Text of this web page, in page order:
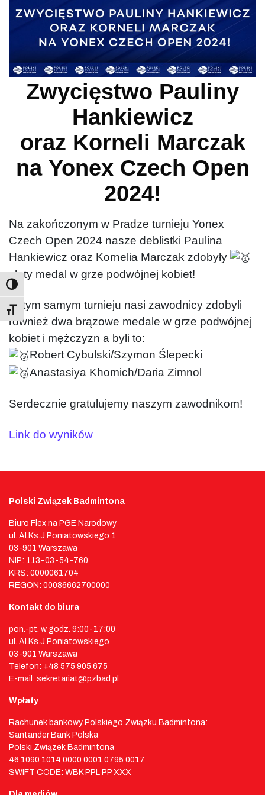
Toggle Font size
Zwycięstwo Pauliny
Hankiewicz
oraz Korneli Marczak
na Yonex Czech Open
2024!
Na zakończonym w Pradze turnieju Yonex
Czech Open 2024 nasze deblistki Paulina
Hankiewicz oraz Kornelia Marczak zdobyły
złoty medal w grze podwójnej kobiet!
W tym samym turnieju nasi zawodnicy zdobyli
również dwa brązowe medale w grze podwójnej
kobiet i mężczyzn a byli to:
Robert Cybulski/Szymon Ślepecki
Anastasiya Khomich/Daria Zimnol
Serdecznie gratulujemy naszym zawodnikom!
Link do wyników
Polski Związek Badmintona
Biuro Flex na PGE Narodowy
ul. Al.Ks.J Poniatowskiego 1
03-901 Warszawa
NIP: 113-03-54-760
KRS: 0000061704
REGON: 00086662700000
Kontakt do biura
pon.-pt. w godz. 9:00-17:00
ul. Al.Ks.J Poniatowskiego
03-901 Warszawa
Telefon: +48 575 905 675
E-mail: sekretariat@pzbad.pl
Wpłaty
Rachunek bankowy Polskiego Związku Badmintona:
Santander Bank Polska
Polski Związek Badmintona
46 1090 1014 0000 0001 0795 0017
SWIFT CODE: WBK PPL PP XXX